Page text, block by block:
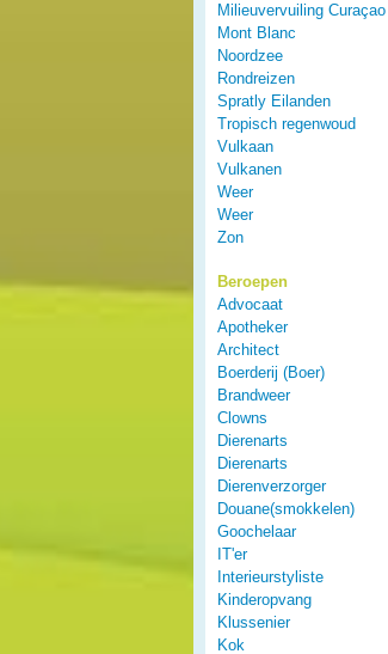
Milieuvervuiling Curaçao
Mont Blanc
Noordzee
Rondreizen
Spratly Eilanden
Tropisch regenwoud
Vulkaan
Vulkanen
Weer
Weer
Zon
Beroepen
Advocaat
Apotheker
Architect
Boerderij (Boer)
Brandweer
Clowns
Dierenarts
Dierenarts
Dierenverzorger
Douane(smokkelen)
Goochelaar
IT'er
Interieurstyliste
Kinderopvang
Klussenier
Kok